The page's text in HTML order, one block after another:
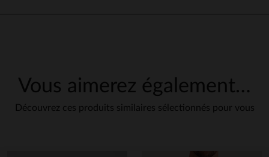
Vous aimerez également…
Découvrez ces produits similaires sélectionnés pour vous